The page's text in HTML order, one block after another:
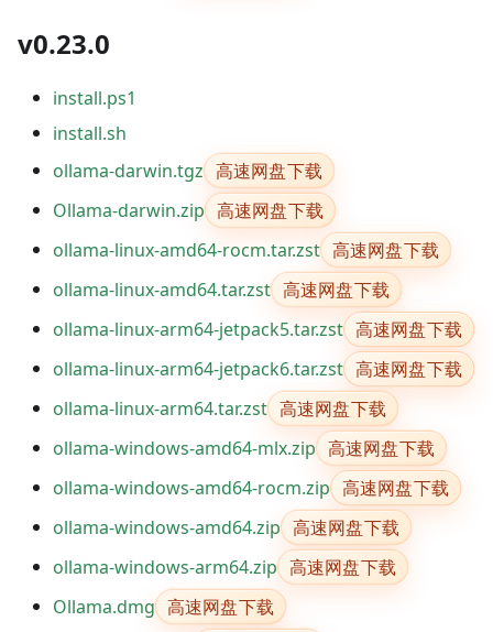
v0.23.0
install.ps1
install.sh
ollama-darwin.tgz 高速网盘下载
Ollama-darwin.zip 高速网盘下载
ollama-linux-amd64-rocm.tar.zst 高速网盘下载
ollama-linux-amd64.tar.zst 高速网盘下载
ollama-linux-arm64-jetpack5.tar.zst 高速网盘下载
ollama-linux-arm64-jetpack6.tar.zst 高速网盘下载
ollama-linux-arm64.tar.zst 高速网盘下载
ollama-windows-amd64-mlx.zip 高速网盘下载
ollama-windows-amd64-rocm.zip 高速网盘下载
ollama-windows-amd64.zip 高速网盘下载
ollama-windows-arm64.zip 高速网盘下载
Ollama.dmg 高速网盘下载